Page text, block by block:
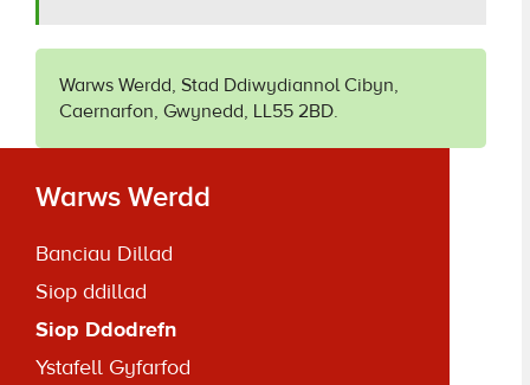
Warws Werdd, Stad Ddiwydiannol Cibyn,
Caernarfon, Gwynedd, LL55 2BD.
Warws Werdd
Banciau Dillad
Siop ddillad
Siop Ddodrefn
Ystafell Gyfarfod